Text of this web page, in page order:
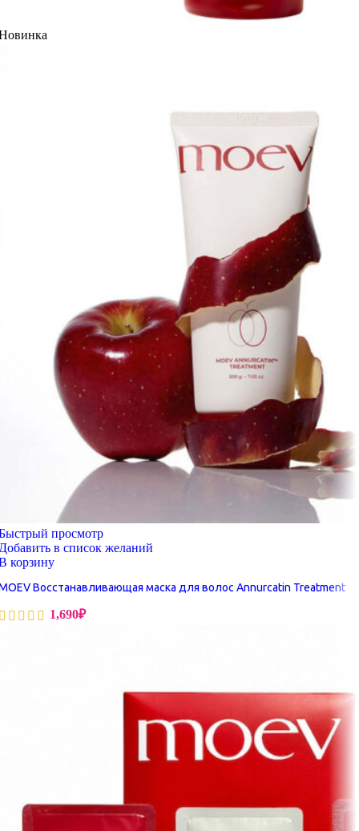
просмотр
в список желаний
корзину
Восстанавливающая маска для волос Annurcatin Treatment
1,690₽